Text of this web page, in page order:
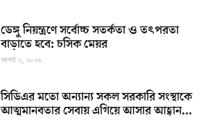
ডেঙ্গু নিয়ন্ত্রণে সর্বোচ্চ সতর্কতা ও তৎপরতা
বাড়াতে হবে: চসিক মেয়র
আগস্ট ৩, ২০২৬
সিডিএর মতো অন্যান্য সকল সরকারি সংস্থাকে
আত্মমানবতার সেবায় এগিয়ে আসার আহ্বান...